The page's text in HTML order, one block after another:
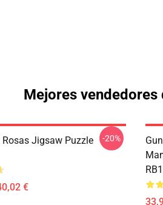
Mejores
Jigsaw Puzzle
€
-20%